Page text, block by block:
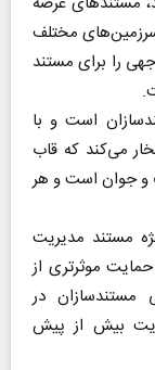
مختلف
را برای مستند
است و با
می‌کند که قاب
و جوان است و هر
مستند مدیریت
موثرتری از
مستندسازان در
بیش از پیش